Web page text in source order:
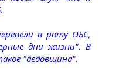
в роту ОБС,
дни жизни". В
"дедовщина".